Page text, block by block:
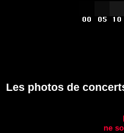
Les photos de
ne